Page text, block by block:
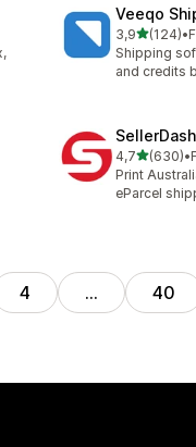
Veeqo
3,95 yıldız
(124)
toplam 124•
Shipping
and credits
4,75 yıldız
(630)
toplam 630•
Print
eParcel
4 … 40